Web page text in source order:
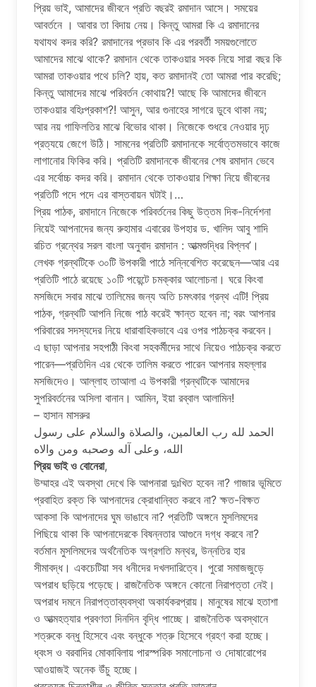
প্রিয় ভাই, আমাদের জীবনে প্রতি বছরই রমাদান আসে। সময়ের
আবর্তনে । আবার তা বিদায় নেয়। কিন্তু আমরা কি এ রমাদানের
যথাযথ কদর করি? রমাদানের প্রভাব কি এর পরবর্তী সময়গুলােতে
আমাদের মাঝে থাকে? রমাদান থেকে তাকওয়ার সবক নিয়ে সারা বছর কি
আমরা তাকওয়ার পথে চলি? হায়, কত রমাদানই তাে আমরা পার করেছি;
কিন্তু আমাদের মাঝে পরিবর্তন কোথায়?! আছে কি আমাদের জীবনে
তাকওয়ার বহিঃপ্রকাশ?! আসুন, আর গুনাহের সাগরে ডুবে থাকা নয়;
আর নয় গাফিলতির মাঝে বিভাের থাকা। নিজেকে শুধরে নেওয়ার দৃঢ়
প্রত্যয়ে জেগে উঠি। সামনের প্রতিটি রমাদানকে সর্বোত্তমভাবে কাজে
লাগানাের ফিকির করি। প্রতিটি রমাদানকে জীবনের শেষ রমাদান ভেবে
এর সর্বোচ্চ কদর করি। রমাদান থেকে তাকওয়ার শিক্ষা নিয়ে জীবনের
প্রতিটি পদে পদে এর বাস্তবায়ন ঘটাই।…
প্রিয় পাঠক, রমাদানে নিজেকে পরিবর্তনের কিছু উত্তম দিক-নির্দেশনা
নিয়েই আপনাদের জন্য রুহামার এবারের উপহার ড. খালিদ আবু শাদি
রচিত গ্রন্থের সরল বাংলা অনুবাদ রমাদান : আত্মশুদ্ধির বিপ্লব’।
লেখক গ্রন্থটিকে ৩০টি উপকারী পাঠে সন্নিবেশিত করেছেন—আর এর
প্রতিটি পাঠে রয়েছে ১০টি পয়েন্টে চমক্কার আলােচনা। ঘরে কিংবা
মসজিদে সবার মাঝে তালিমের জন্য অতি চমৎকার গ্রন্থ এটি! প্রিয়
পাঠক, গ্রন্থটি আপনি নিজে পাঠ করেই ক্ষান্ত হবেন না; বরং আপনার
পরিবারের সদস্যদের নিয়ে ধারাবাহিকভাবে এর ওপর পাঠচক্র করবেন।
এ ছাড়া আপনার সহপাঠী কিংবা সহকর্মীদের সাথে নিয়েও পাঠচক্র করতে
পারেন—প্রতিদিন এর থেকে তালিম করতে পারেন আপনার মহল্লার
মসজিদেও। আল্লাহ তাআলা এ উপকারী গ্রন্থটিকে আমাদের
সুপরিবর্তনের অসিলা বানান। আমিন, ইয়া রব্বাল আলামিন!
– হাসান মাসরুর
الحمد لله رب العالمين، والصلاة والسلام على رسول
الله، وعلى آله وصحبه ومن والاه
প্রিয় ভাই ও বােনেরা,
উম্মাহর এই অবস্থা দেখে কি আপনারা দুঃখিত হবেন না? গাজার ভূমিতে
প্রবাহিত রক্ত কি আপনাদের ক্রোধান্বিত করবে না? ক্ষত-বিক্ষত
আকসা কি আপনাদের ঘুম ভাঙাবে না? প্রতিটি অঙ্গনে মুসলিমদের
পিছিয়ে থাকা কি আপনাদেরকে বিষন্নতার আগুনে দগ্ধ করবে না?
বর্তমান মুসলিমদের অর্থনৈতিক অগ্রগতি মন্থর, উন্নতির হার
সীমাবদ্ধ। একচেটিয়া সব ধনীদের দখলদারিত্বে। পুরাে সমাজজুড়ে
অপরাধ ছড়িয়ে পড়েছে। রাজনৈতিক অঙ্গনে কোনাে নিরাপত্তা নেই।
অপরাধ দমনে নিরাপত্তাব্যবস্থা অকার্যকরপ্রায়। মানুষের মাঝে হতাশা
ও আত্মহত্যার প্রবণতা দিনদিন বৃদ্ধি পাচ্ছে। রাজনৈতিক অবস্থানে
শত্রুকে বন্ধু হিসেবে এবং বন্ধুকে শত্রু হিসেবে গ্রহণ করা হচ্ছে।
ধ্বংস ও বরবাদির মােকাবিলায় পারস্পরিক সমালােচনা ও দোষারােপের
আওয়াজই অনেক উঁচু হচ্ছে।